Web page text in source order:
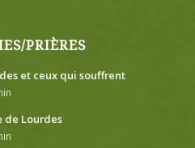
PRIÈRES
et ceux qui souffrent
de Lourdes